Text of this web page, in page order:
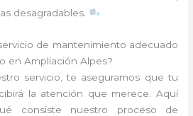
desagradables.
de mantenimiento adecuado
en Ampliación Alpes?
servicio, te aseguramos que tu
la atención que merece. Aquí
consiste nuestro proceso de